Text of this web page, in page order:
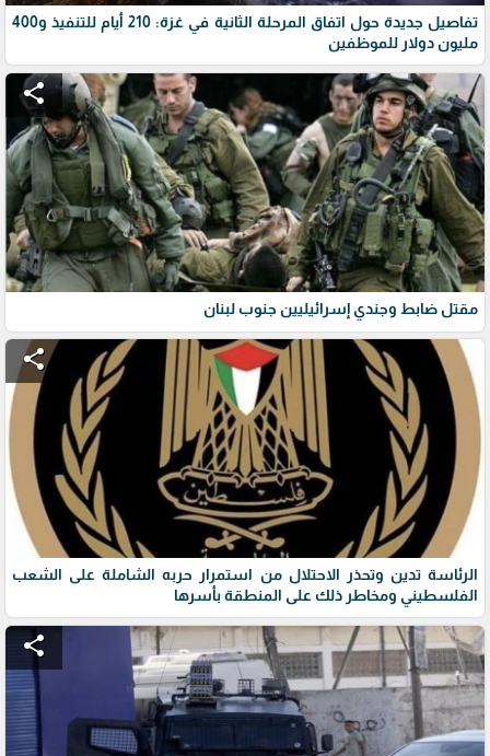
تفاصيل جديدة حول اتفاق المرحلة الثانية في غزة: 210 أيام للتنفيذ و400
مليون دولار للموظفين
share
مقتل ضابط وجندي إسرائيليين جنوب لبنان
share
الرئاسة تدين وتحذر الاحتلال من استمرار حربه الشاملة على الشعب
الفلسطيني ومخاطر ذلك على المنطقة بأسرها
share